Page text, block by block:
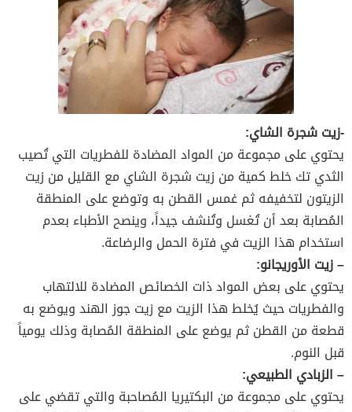
-زيت شجرة الشاي:
يحتوي على مجموعة من المواد المضادة للفطريات التي تُصيب
الثدي تك خلط كمية من زيت شجرة الشاي مع القليل من زيت
الزيتون لتخفيفه ثم غمس القطن به وتوضع على المنطقة
المُصابة بعد أن تُغسل وتُنشف جيداً، وينصح الأطباء بعدم
استخدام هذا الزيت في فترة الحمل والرضاعة.
– زيت الأوريجانو:
يحتوي على بعض المواد ذات الخصائص المضادة للالتهاب
والفطريات حيث يُخلط هذا الزيت مع زيت جوز الهند ويوضع به
قطعة من القطن ثم يوضع على المنطقة المُصابة وذلك يومياً
قبل النوم.
– الزبادي الطبيعي:
يحتوي على مجموعة من البكتيريا المُصاحبة والتي تقضي على